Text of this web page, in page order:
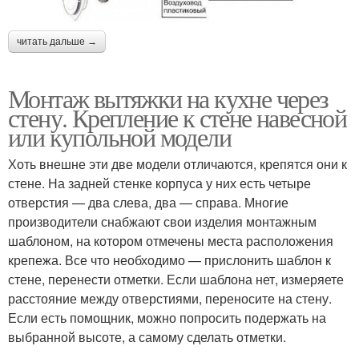
читать дальше →
Монтаж вытяжки на кухне через
стену. Крепление к стене навесной
или купольной модели
Хоть внешне эти две модели отличаются, крепятся они к
стене. На задней стенке корпуса у них есть четыре
отверстия — два слева, два — справа. Многие
производители снабжают свои изделия монтажным
шаблоном, на котором отмечены места расположения
крепежа. Все что необходимо — прислонить шаблон к
стене, перенести отметки. Если шаблона нет, измеряете
расстояние между отверстиями, переносите на стену.
Если есть помощник, можно попросить подержать на
выбранной высоте, а самому сделать отметки.